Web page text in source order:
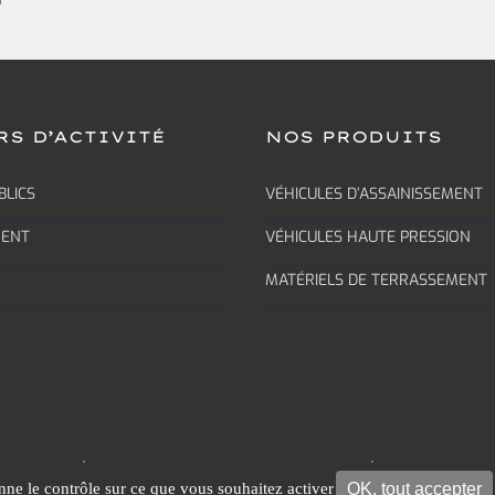
le contrôle sur ce que vous souhaitez activer OK, tout accepter
D’ACTIVITÉ NOS PRODUITS
VÉHICULES D’ASSAINISSEMENT
VÉHICULES HAUTE PRESSION
MATÉRIELS DE TERRASSEMENT
LÉGALES POLITIQUE DE CONFIDENTIALITÉ | PLAN DU